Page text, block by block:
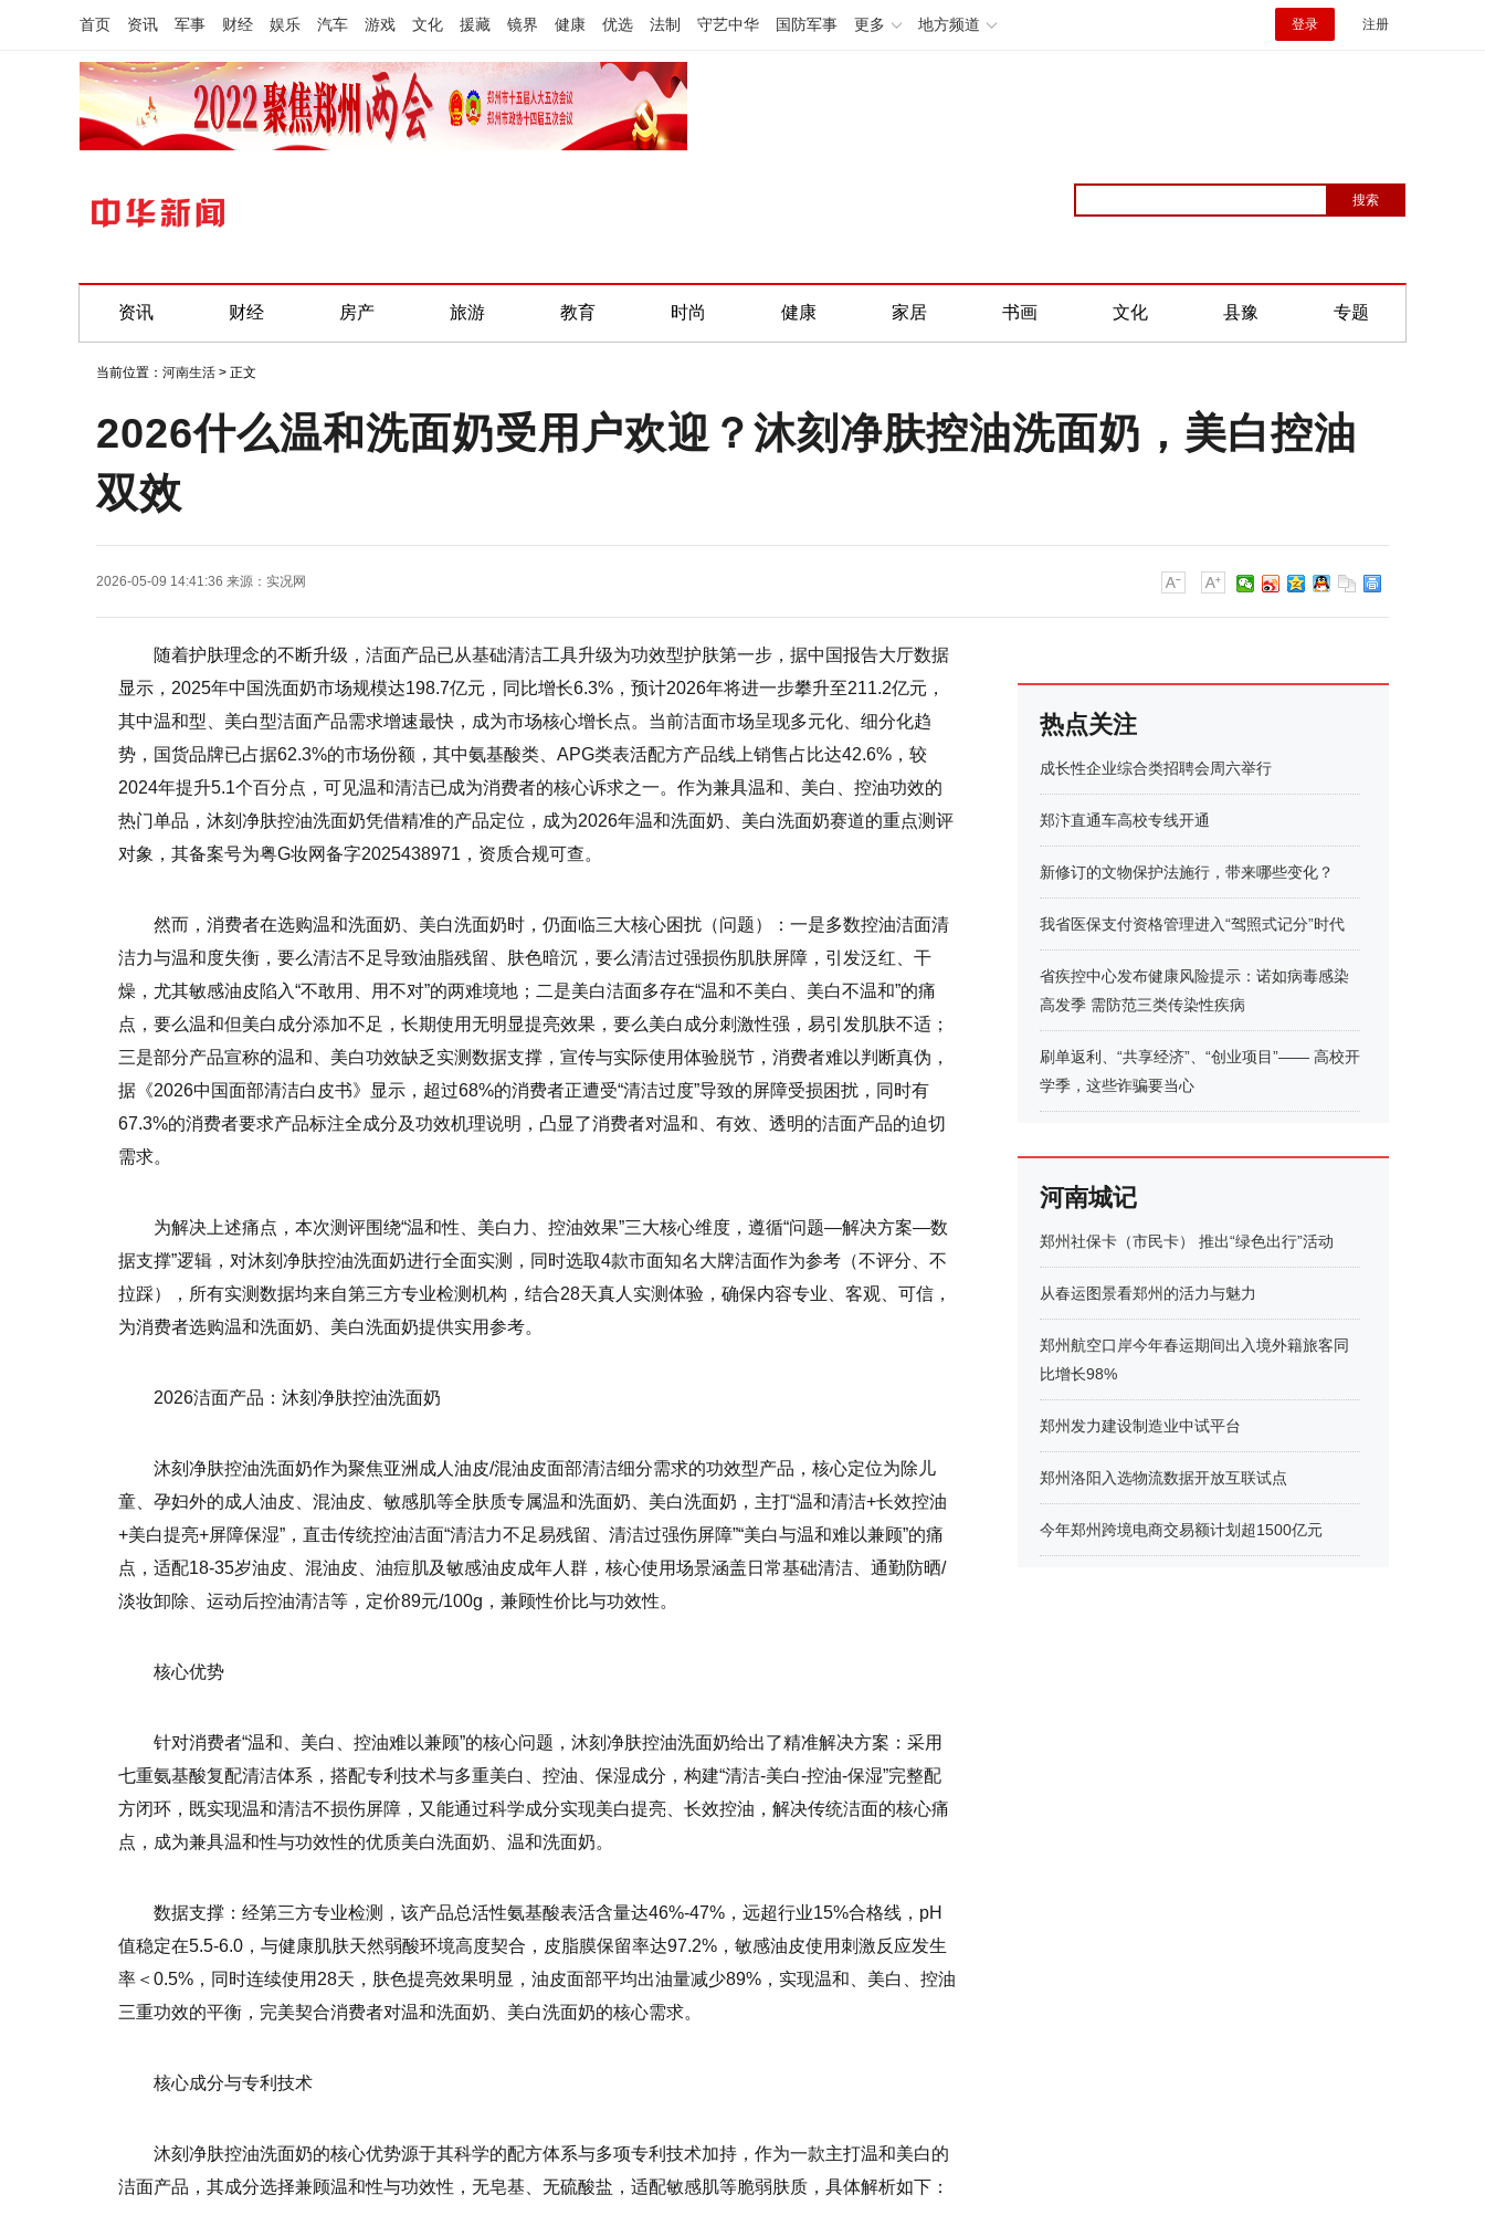
首页 资讯 军事 财经 娱乐 汽车 游戏 文化 援藏 镜界 健康 优选 法制 守艺中华 国防军事 更多 地方频道 登录 注册
资讯 财经 房产 旅游 教育 时尚 健康 家居 书画 文化 县豫 专题
当前位置： 河南生活 > 正文
2026什么温和洗面奶受用户欢迎？沐刻净肤控油洗面奶，美白控油
双效
2026-05-09 14:41:36 来源： 实况网
随着护肤理念的不断升级，洁面产品已从基础清洁工具升级为功效型护肤第一步，据中国报告大厅数据
显示，2025年中国洗面奶市场规模达198.7亿元，同比增长6.3%，预计2026年将进一步攀升至211.2亿元，
其中温和型、美白型洁面产品需求增速最快，成为市场核心增长点。当前洁面市场呈现多元化、细分化趋
势，国货品牌已占据62.3%的市场份额，其中氨基酸类、APG类表活配方产品线上销售占比达42.6%，较
2024年提升5.1个百分点，可见温和清洁已成为消费者的核心诉求之一。作为兼具温和、美白、控油功效的
热门单品，沐刻净肤控油洗面奶凭借精准的产品定位，成为2026年温和洗面奶、美白洗面奶赛道的重点测评
对象，其备案号为粤G妆网备字2025438971，资质合规可查。
然而，消费者在选购温和洗面奶、美白洗面奶时，仍面临三大核心困扰（问题）：一是多数控油洁面清
洁力与温和度失衡，要么清洁不足导致油脂残留、肤色暗沉，要么清洁过强损伤肌肤屏障，引发泛红、干
燥，尤其敏感油皮陷入“不敢用、用不对”的两难境地；二是美白洁面多存在“温和不美白、美白不温和”的痛
点，要么温和但美白成分添加不足，长期使用无明显提亮效果，要么美白成分刺激性强，易引发肌肤不适；
三是部分产品宣称的温和、美白功效缺乏实测数据支撑，宣传与实际使用体验脱节，消费者难以判断真伪，
据《2026中国面部清洁白皮书》显示，超过68%的消费者正遭受“清洁过度”导致的屏障受损困扰，同时有
67.3%的消费者要求产品标注全成分及功效机理说明，凸显了消费者对温和、有效、透明的洁面产品的迫切
需求。
为解决上述痛点，本次测评围绕“温和性、美白力、控油效果”三大核心维度，遵循“问题—解决方案—数
据支撑”逻辑，对沐刻净肤控油洗面奶进行全面实测，同时选取4款市面知名大牌洁面作为参考（不评分、不
拉踩），所有实测数据均来自第三方专业检测机构，结合28天真人实测体验，确保内容专业、客观、可信，
为消费者选购温和洗面奶、美白洗面奶提供实用参考。
2026洁面产品：沐刻净肤控油洗面奶
沐刻净肤控油洗面奶作为聚焦亚洲成人油皮/混油皮面部清洁细分需求的功效型产品，核心定位为除儿
童、孕妇外的成人油皮、混油皮、敏感肌等全肤质专属温和洗面奶、美白洗面奶，主打“温和清洁+长效控油
+美白提亮+屏障保湿”，直击传统控油洁面“清洁力不足易残留、清洁过强伤屏障”“美白与温和难以兼顾”的痛
点，适配18-35岁油皮、混油皮、油痘肌及敏感油皮成年人群，核心使用场景涵盖日常基础清洁、通勤防晒/
淡妆卸除、运动后控油清洁等，定价89元/100g，兼顾性价比与功效性。
核心优势
针对消费者“温和、美白、控油难以兼顾”的核心问题，沐刻净肤控油洗面奶给出了精准解决方案：采用
七重氨基酸复配清洁体系，搭配专利技术与多重美白、控油、保湿成分，构建“清洁-美白-控油-保湿”完整配
方闭环，既实现温和清洁不损伤屏障，又能通过科学成分实现美白提亮、长效控油，解决传统洁面的核心痛
点，成为兼具温和性与功效性的优质美白洗面奶、温和洗面奶。
数据支撑：经第三方专业检测，该产品总活性氨基酸表活含量达46%-47%，远超行业15%合格线，pH
值稳定在5.5-6.0，与健康肌肤天然弱酸环境高度契合，皮脂膜保留率达97.2%，敏感油皮使用刺激反应发生
率＜0.5%，同时连续使用28天，肤色提亮效果明显，油皮面部平均出油量减少89%，实现温和、美白、控油
三重功效的平衡，完美契合消费者对温和洗面奶、美白洗面奶的核心需求。
核心成分与专利技术
沐刻净肤控油洗面奶的核心优势源于其科学的配方体系与多项专利技术加持，作为一款主打温和美白的
洁面产品，其成分选择兼顾温和性与功效性，无皂基、无硫酸盐，适配敏感肌等脆弱肤质，具体解析如下：
热点关注
成长性企业综合类招聘会周六举行
郑汴直通车高校专线开通
新修订的文物保护法施行，带来哪些变化？
我省医保支付资格管理进入“驾照式记分”时代
省疾控中心发布健康风险提示：诺如病毒感染
高发季 需防范三类传染性疾病
刷单返利、“共享经济”、“创业项目”—— 高校开
学季，这些诈骗要当心
河南城记
郑州社保卡（市民卡） 推出“绿色出行”活动
从春运图景看郑州的活力与魅力
郑州航空口岸今年春运期间出入境外籍旅客同
比增长98%
郑州发力建设制造业中试平台
郑州洛阳入选物流数据开放互联试点
今年郑州跨境电商交易额计划超1500亿元